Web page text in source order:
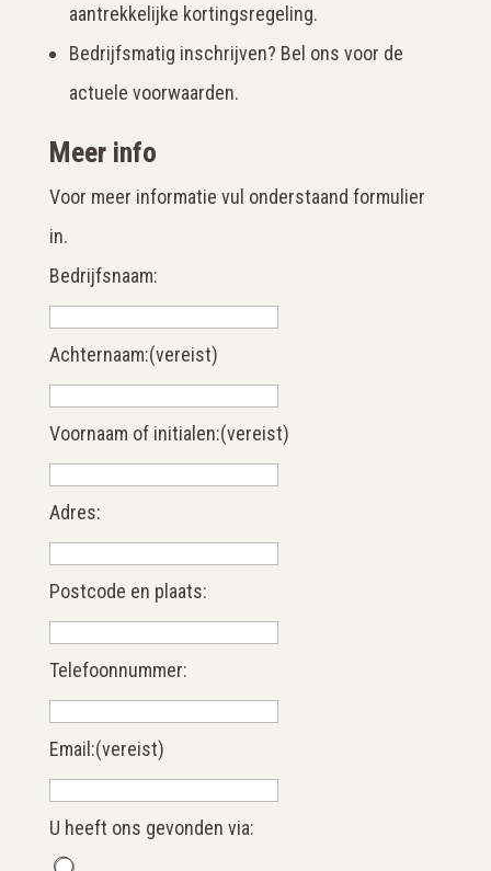
aantrekkelijke kortingsregeling.
Bedrijfsmatig inschrijven? Bel ons voor de
actuele voorwaarden.
Meer info
Voor meer informatie vul onderstaand formulier
in.
Bedrijfsnaam:
Achternaam:(vereist)
Voornaam of initialen:(vereist)
Adres:
Postcode en plaats:
Telefoonnummer:
Email:(vereist)
U heeft ons gevonden via: